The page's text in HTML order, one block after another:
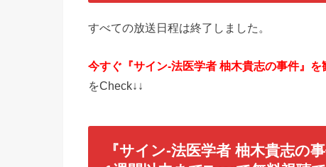
すべての放送日程は終了しました。
今すぐ『サイン-法医学者 柚木貴志の事件』を
をCheck↓↓
『サイン-法医学者 柚木貴志の事